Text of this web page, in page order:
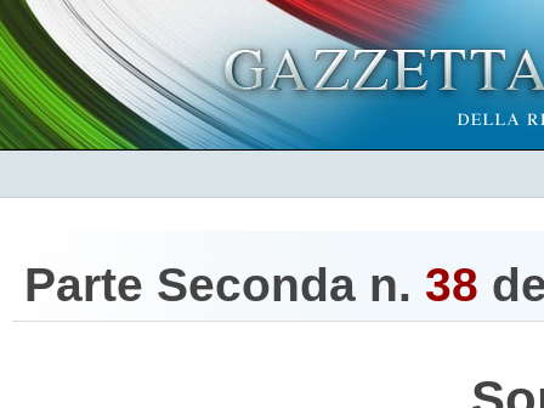
Parte Seconda n. 38